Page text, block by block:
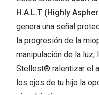
H.A.L.T (Highly
genera una señal
la progresión de la
manipulación de la
Stellest® ralentizar el
los ojos de tu hijo la